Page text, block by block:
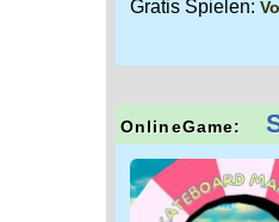
Gratis Spielen:
OnlineGame: